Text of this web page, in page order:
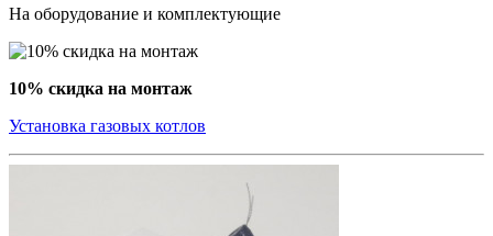
На оборудование и комплектующие
10% скидка на монтаж
Установка газовых котлов